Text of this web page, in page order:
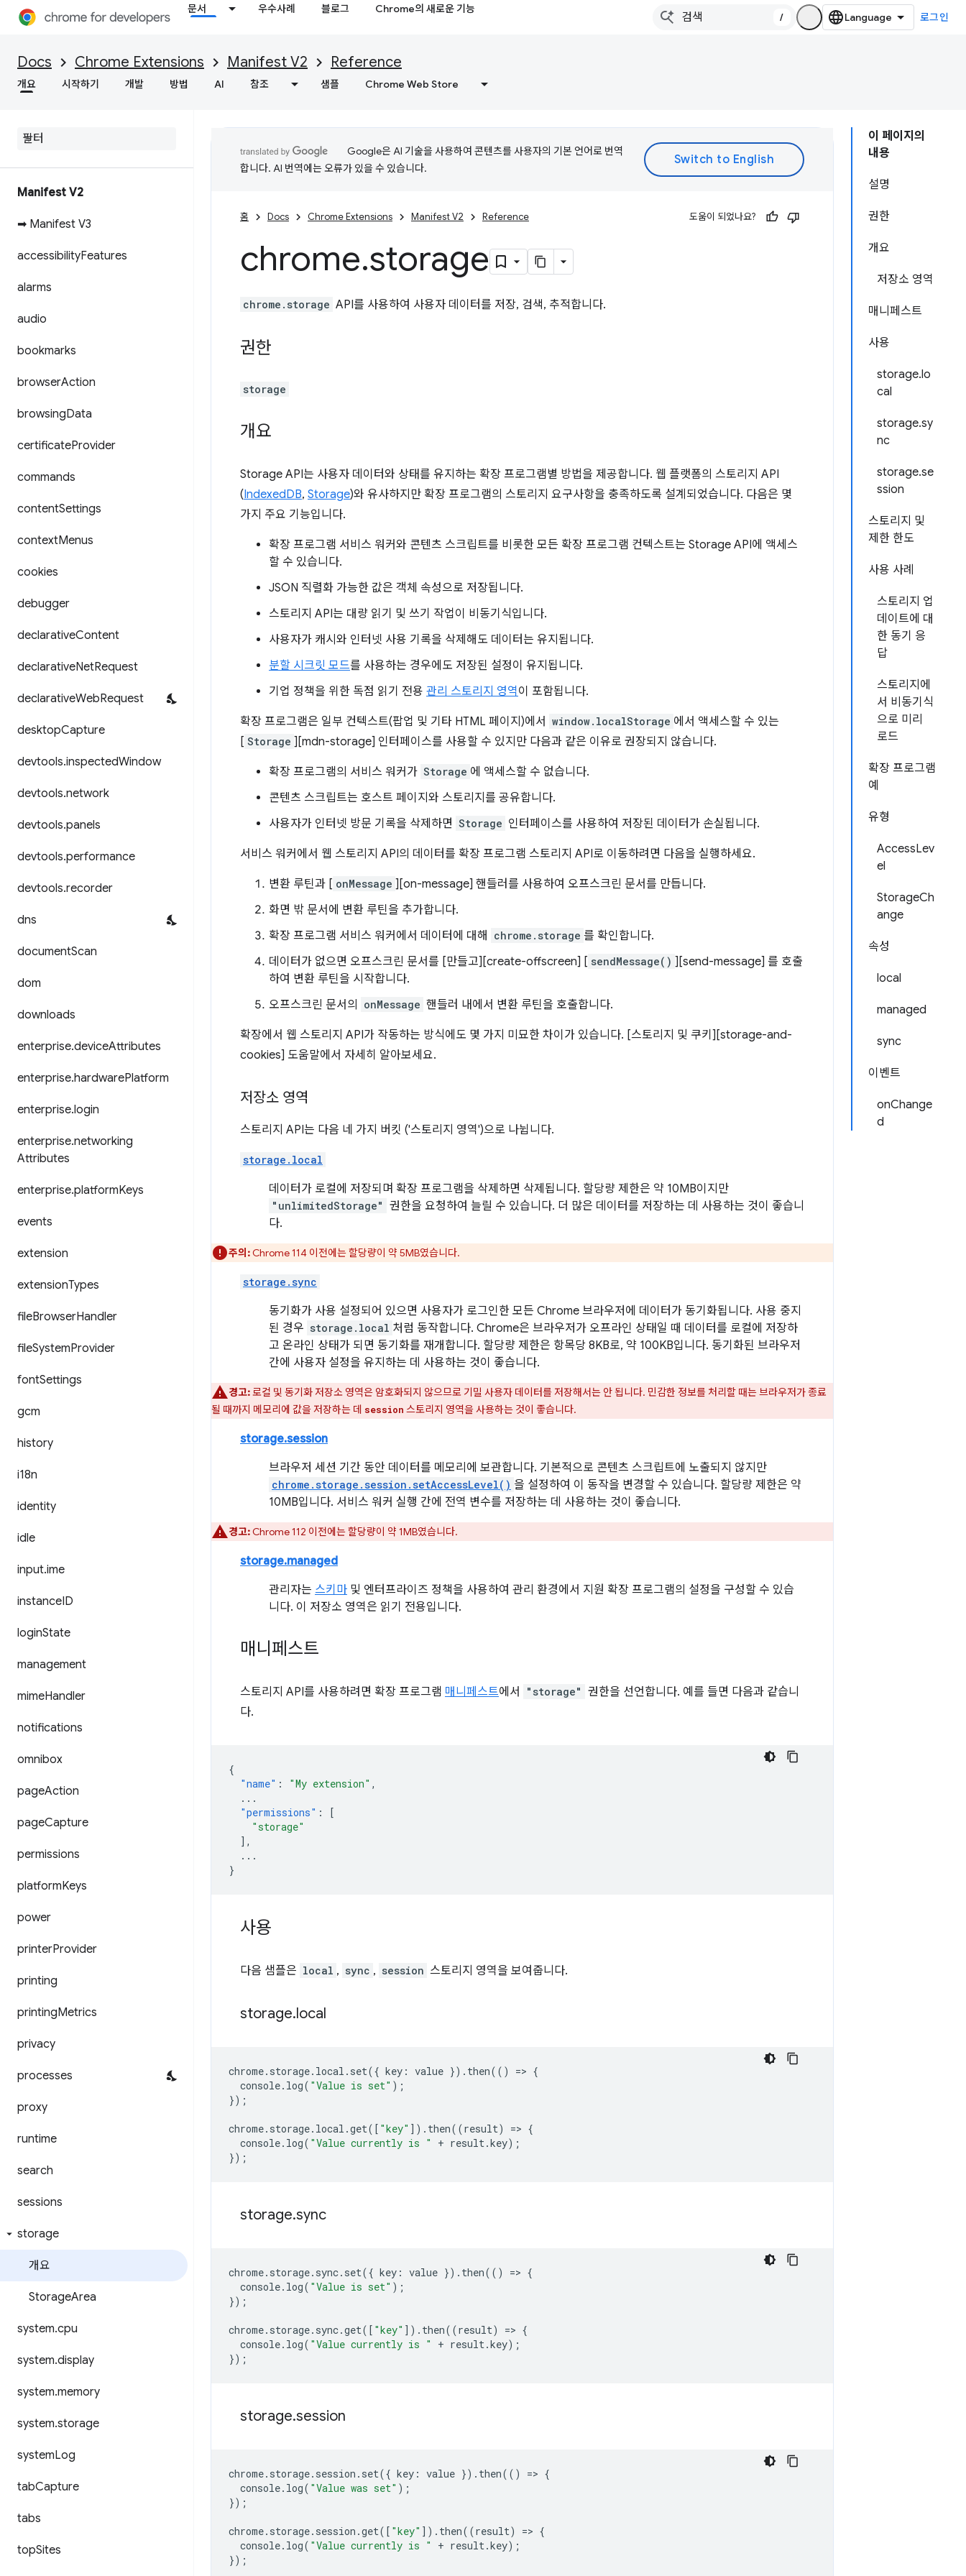
문서 우수사례 블로그 Chrome의 새로운 기능
/ 로그인
Docs Chrome Extensions Manifest V2 Reference
개요 시작하기 개발 방법 AI 참조 샘플 Chrome Web Store
Manifest V2
➡ Manifest V3
accessibilityFeatures
alarms
audio
bookmarks
browserAction
browsingData
certificateProvider
commands
contentSettings
contextMenus
cookies
debugger
declarativeContent
declarativeNetRequest
declarativeWebRequest
desktopCapture
devtools.inspectedWindow
devtools.network
devtools.panels
devtools.performance
devtools.recorder
dns
documentScan
dom
downloads
enterprise.deviceAttributes
enterprise.hardwarePlatform
enterprise.login
enterprise.networking
Attributes
enterprise.platformKeys
events
extension
extensionTypes
fileBrowserHandler
fileSystemProvider
fontSettings
gcm
history
i18n
identity
idle
input.ime
instanceID
loginState
management
mimeHandler
notifications
omnibox
pageAction
pageCapture
permissions
platformKeys
power
printerProvider
printing
printingMetrics
privacy
processes
proxy
runtime
search
sessions
storage
개요
StorageArea
system.cpu
system.display
system.memory
system.storage
systemLog
tabCapture
tabs
topSites
이 페이지의
내용
설명
권한
개요
저장소 영역
매니페스트
사용
storage.lo
cal
storage.sy
nc
storage.se
ssion
스토리지 및
제한 한도
사용 사례
스토리지 업
데이트에 대
한 동기 응
답
스토리지에
서 비동기식
으로 미리
로드
확장 프로그램
예
유형
AccessLev
el
StorageCh
ange
속성
local
managed
sync
이벤트
onChange
d
Google은 AI 기술을 사용하여 콘텐츠를 사용자의 기본 언어로 번역
합니다. AI 번역에는 오류가 있을 수 있습니다.
홈 Docs Chrome Extensions Manifest V2 Reference 도움이 되었나요?
chrome.storage
chrome.storage API를 사용하여 사용자 데이터를 저장, 검색, 추적합니다.
권한
storage
개요
Storage API는 사용자 데이터와 상태를 유지하는 확장 프로그램별 방법을 제공합니다. 웹 플랫폼의 스토리지 API
(IndexedDB, Storage)와 유사하지만 확장 프로그램의 스토리지 요구사항을 충족하도록 설계되었습니다. 다음은 몇
가지 주요 기능입니다.
확장 프로그램 서비스 워커와 콘텐츠 스크립트를 비롯한 모든 확장 프로그램 컨텍스트는 Storage API에 액세스
할 수 있습니다.
JSON 직렬화 가능한 값은 객체 속성으로 저장됩니다.
스토리지 API는 대량 읽기 및 쓰기 작업이 비동기식입니다.
사용자가 캐시와 인터넷 사용 기록을 삭제해도 데이터는 유지됩니다.
분할 시크릿 모드를 사용하는 경우에도 저장된 설정이 유지됩니다.
기업 정책을 위한 독점 읽기 전용 관리 스토리지 영역이 포함됩니다.
확장 프로그램은 일부 컨텍스트(팝업 및 기타 HTML 페이지)에서 window.localStorage 에서 액세스할 수 있는
[ Storage ][mdn-storage] 인터페이스를 사용할 수 있지만 다음과 같은 이유로 권장되지 않습니다.
확장 프로그램의 서비스 워커가 Storage 에 액세스할 수 없습니다.
콘텐츠 스크립트는 호스트 페이지와 스토리지를 공유합니다.
사용자가 인터넷 방문 기록을 삭제하면 Storage 인터페이스를 사용하여 저장된 데이터가 손실됩니다.
서비스 워커에서 웹 스토리지 API의 데이터를 확장 프로그램 스토리지 API로 이동하려면 다음을 실행하세요.
변환 루틴과 [ onMessage ][on-message] 핸들러를 사용하여 오프스크린 문서를 만듭니다.
화면 밖 문서에 변환 루틴을 추가합니다.
확장 프로그램 서비스 워커에서 데이터에 대해
chrome.storage 를 확인합니다.
데이터가 없으면 오프스크린 문서를 [만들고][create-offscreen] [ sendMessage() ][send-message] 를 호출
하여 변환 루틴을 시작합니다.
오프스크린 문서의
onMessage 핸들러 내에서 변환 루틴을 호출합니다.
확장에서 웹 스토리지 API가 작동하는 방식에도 몇 가지 미묘한 차이가 있습니다. [스토리지 및 쿠키][storage-and-
cookies] 도움말에서 자세히 알아보세요.
저장소 영역
스토리지 API는 다음 네 가지 버킷 ('스토리지 영역')으로 나뉩니다.
storage.local
데이터가 로컬에 저장되며 확장 프로그램을 삭제하면 삭제됩니다. 할당량 제한은 약 10MB이지만
"unlimitedStorage" 권한을 요청하여 늘릴 수 있습니다. 더 많은 데이터를 저장하는 데 사용하는 것이 좋습니
다.
주의:Chrome 114 이전에는 할당량이 약 5MB였습니다.
storage.sync
동기화가 사용 설정되어 있으면 사용자가 로그인한 모든 Chrome 브라우저에 데이터가 동기화됩니다. 사용 중지
된 경우 storage.local 처럼 동작합니다. Chrome은 브라우저가 오프라인 상태일 때 데이터를 로컬에 저장하
고 온라인 상태가 되면 동기화를 재개합니다. 할당량 제한은 항목당 8KB로, 약 100KB입니다. 동기화된 브라우저
간에 사용자 설정을 유지하는 데 사용하는 것이 좋습니다.
경고:로컬 및 동기화 저장소 영역은 암호화되지 않으므로 기밀 사용자 데이터를 저장해서는 안 됩니다. 민감한 정보를 처리할 때는 브라우저가 종료
될 때까지 메모리에 값을 저장하는 데 session 스토리지 영역을 사용하는 것이 좋습니다.
storage.session
브라우저 세션 기간 동안 데이터를 메모리에 보관합니다. 기본적으로 콘텐츠 스크립트에 노출되지 않지만
chrome.storage.session.setAccessLevel() 을 설정하여 이 동작을 변경할 수 있습니다. 할당량 제한은 약
10MB입니다. 서비스 워커 실행 간에 전역 변수를 저장하는 데 사용하는 것이 좋습니다.
경고:Chrome 112 이전에는 할당량이 약 1MB였습니다.
storage.managed
관리자는 스키마 및 엔터프라이즈 정책을 사용하여 관리 환경에서 지원 확장 프로그램의 설정을 구성할 수 있습
니다. 이 저장소 영역은 읽기 전용입니다.
매니페스트
스토리지 API를 사용하려면 확장 프로그램 매니페스트에서 "storage" 권한을 선언합니다. 예를 들면 다음과 같습니
다.
{
"name" : "My extension" ,
...
"permissions" :
[
"storage"
],
...
}
사용
다음 샘플은 local , sync , session 스토리지 영역을 보여줍니다.
storage.local
chrome. storage. local . set({ key : value }). then(() => {
console. log( "Value is set" );
});
chrome. storage. local .get([ "key" ]). then((result) => {
console. log( "Value currently is " + result.key);
});
storage.sync
chrome. storage. sync. set({ key : value }). then(() => {
console. log( "Value is set" );
});
chrome. storage. sync.get([ "key" ]). then((result) => {
console. log( "Value currently is " + result.key);
});
storage.session
chrome. storage. session . set({ key : value }). then(() => {
console. log( "Value was set" );
});
chrome. storage. session .get([ "key" ]). then((result) => {
console. log( "Value currently is " + result.key);
});